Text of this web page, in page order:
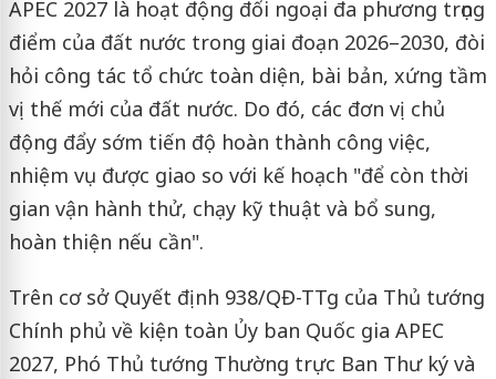
APEC 2027 là hoạt động đối ngoại đa phương trọng
điểm của đất nước trong giai đoạn 2026–2030, đòi
hỏi công tác tổ chức toàn diện, bài bản, xứng tầm
vị thế mới của đất nước. Do đó, các đơn vị chủ
động đẩy sớm tiến độ hoàn thành công việc,
nhiệm vụ được giao so với kế hoạch "để còn thời
gian vận hành thử, chạy kỹ thuật và bổ sung,
hoàn thiện nếu cần".
Trên cơ sở Quyết định 938/QĐ-TTg của Thủ tướng
Chính phủ về kiện toàn Ủy ban Quốc gia APEC
2027, Phó Thủ tướng Thường trực Ban Thư ký và